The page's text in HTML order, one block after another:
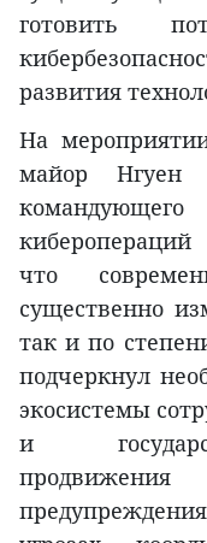
готовить
развития
На
майор Нгуен
что
существенно
так и по
подчеркнул
экосистемы
и